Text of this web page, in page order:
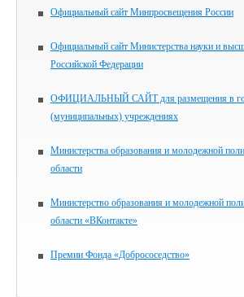
Официальный сайт Минпросвещения России
Официальный сайт Министерства науки и
Российской Федерации
ОФИЦИАЛЬНЫЙ САЙТ для размещения в
(муниципальных) учреждениях
Министерства образования и молодежной
области
Министерство образования и молодежной
области «ВКонтакте»
Премии Фонда «Добрососедство»